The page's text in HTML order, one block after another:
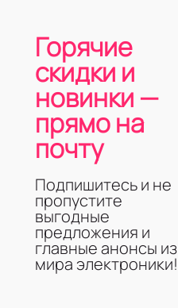
Горячие
скидки и
новинки —
прямо на
почту
Подпишитесь и не
пропустите
выгодные
предложения и
главные анонсы из
мира электроники!